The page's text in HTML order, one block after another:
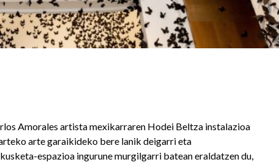
Amorales artista mexikarraren Hodei Beltza instalazioa
arte garaikideko bere lanik deigarri eta
espazioa ingurune murgilgarri batean eraldatzen du,